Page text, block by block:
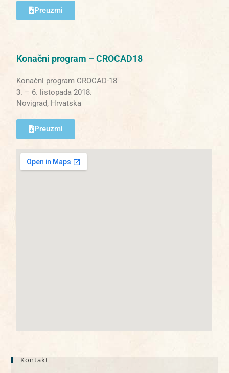
Preuzmi
Konačni program – CROCAD18
Konačni program CROCAD-18
3. – 6. listopada 2018.
Novigrad, Hrvatska
Preuzmi
Kontakt